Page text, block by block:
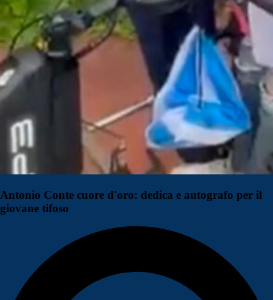
Antonio Conte cuore d'oro: dedica e autografo per il
giovane tifoso